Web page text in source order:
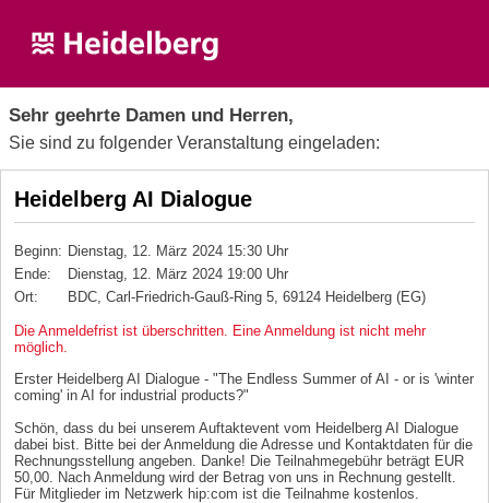
Sehr geehrte Damen und Herren,
Sie sind zu folgender Veranstaltung eingeladen:
Heidelberg AI Dialogue
Beginn: Dienstag, 12. März 2024 15:30 Uhr
Ende:
Dienstag, 12. März 2024 19:00 Uhr
Ort:
BDC, Carl-Friedrich-Gauß-Ring 5, 69124 Heidelberg (EG)
Die Anmeldefrist ist überschritten. Eine Anmeldung ist nicht mehr
möglich.
Erster Heidelberg AI Dialogue - "The Endless Summer of AI - or is 'winter
coming' in AI for industrial products?"
Schön, dass du bei unserem Auftaktevent vom Heidelberg AI Dialogue
dabei bist. Bitte bei der Anmeldung die Adresse und Kontaktdaten für die
Rechnungsstellung angeben. Danke! Die Teilnahmegebühr beträgt EUR
50,00. Nach Anmeldung wird der Betrag von uns in Rechnung gestellt.
Für Mitglieder im Netzwerk hip:com ist die Teilnahme kostenlos.